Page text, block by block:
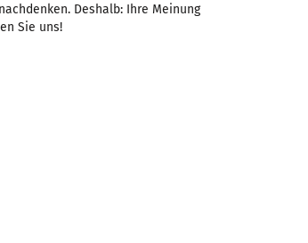
Deshalb: Ihre Meinung
Sie uns!